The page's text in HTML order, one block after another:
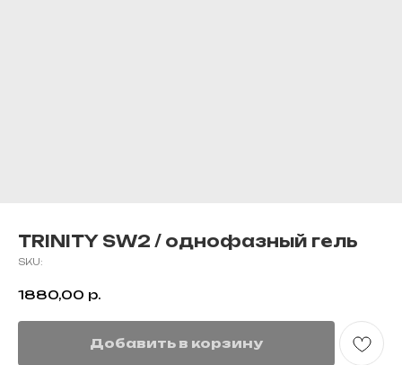
TRINITY SW2 / однофазный гель
SKU:
1880,00 р.
Добавить в корзину